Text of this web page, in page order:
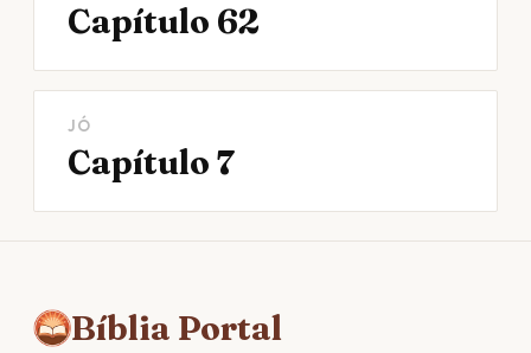
Capítulo 62
JÓ
Capítulo 7
Bíblia Portal